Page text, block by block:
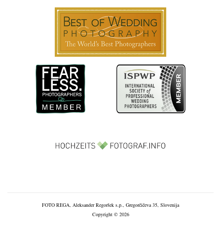
FOTO REGA, Aleksander Regoršek s.p., Gregorčičeva 35, Slovenija
Copyright © 2026